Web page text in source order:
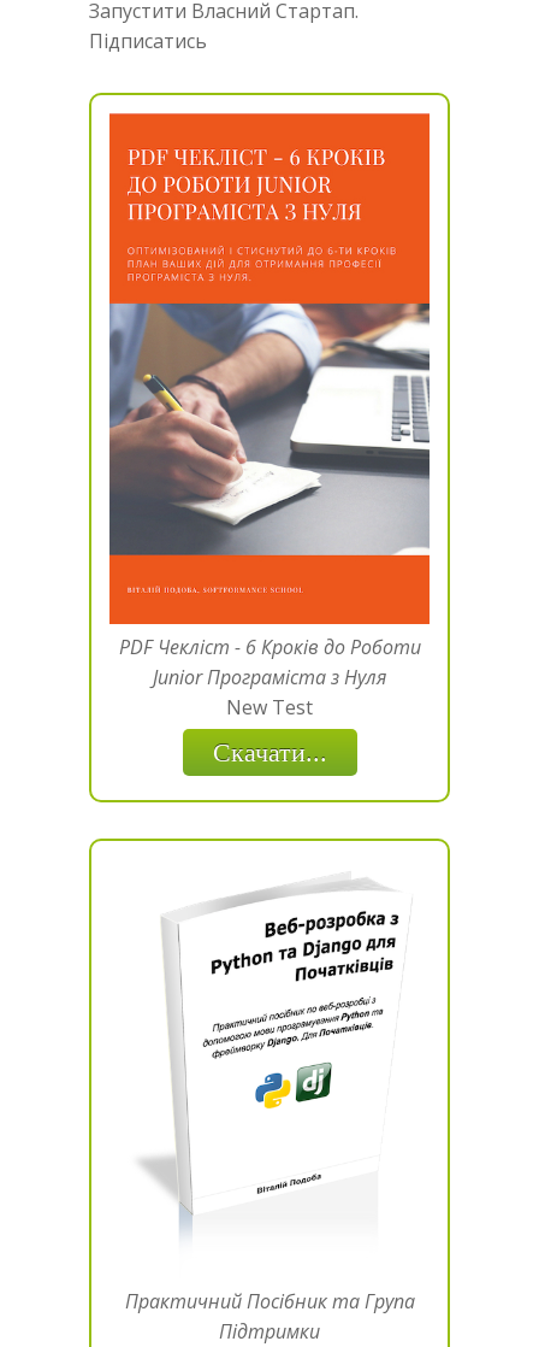
Запустити Власний Стартап.
Підписатись
PDF Чекліст - 6 Кроків до Роботи
Junior Програміста з Нуля
New Test
Скачати...
Практичний Посібник та Група
Підтримки